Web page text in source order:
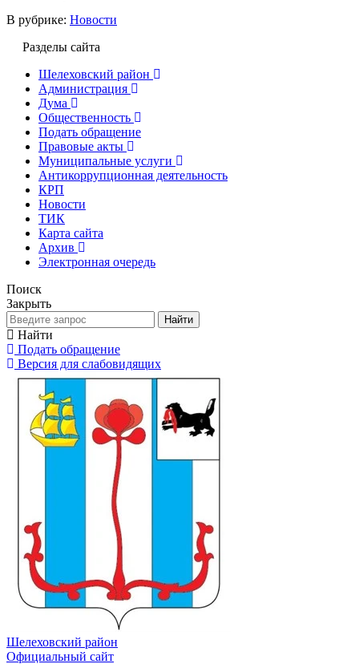
В рубрике: Новости
Разделы сайта
Шелеховский район
Администрация
Дума
Общественность
Подать обращение
Правовые акты
Муниципальные услуги
Антикоррупционная деятельность
КРП
Новости
ТИК
Карта сайта
Архив
Электронная очередь
Поиск
Закрыть
Найти
Найти
Подать обращение
Версия для слабовидящих
Шелеховский район
Официальный сайт